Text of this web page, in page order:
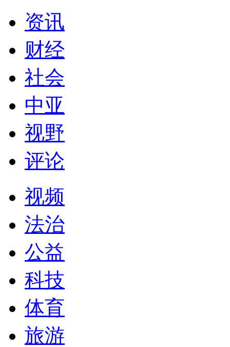
资讯
财经
社会
中亚
视野
评论
视频
法治
公益
科技
体育
旅游